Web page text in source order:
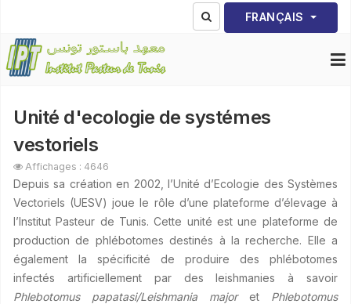
Sélectionnez votre
FRANÇAIS
Unité d'ecologie de systémes
vestoriels
Affichages : 4646
Depuis sa création en 2002, l’Unité d’Ecologie des Systèmes
Vectoriels (UESV) joue le rôle d’une plateforme d’élevage à
l’Institut Pasteur de Tunis. Cette unité est une plateforme de
production de phlébotomes destinés à la recherche. Elle a
également la spécificité de produire des phlébotomes
infectés artificiellement par des leishmanies à savoir
Phlebotomus papatasi/Leishmania major et Phlebotomus